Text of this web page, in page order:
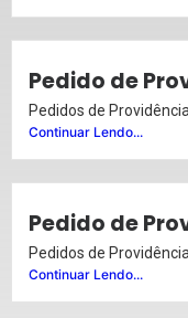
Pedido de
Pedidos de
Continuar Lendo...
Pedido de
Pedidos de
Continuar Lendo...